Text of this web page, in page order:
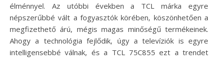
élménnyel. Az utóbbi években a TCL márka egyre
népszerűbbé vált a fogyasztók körében, köszönhetően a
megfizethető árú, mégis magas minőségű termékeinek.
Ahogy a technológia fejlődik, úgy a televíziók is egyre
intelligensebbé válnak, és a TCL 75C855 ezt a trendet